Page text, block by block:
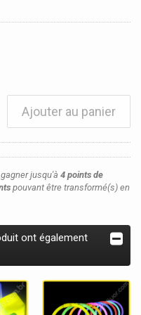
Ajouter au panier
jusqu'à 4 points de
pouvant être transformé(s) en
ont également